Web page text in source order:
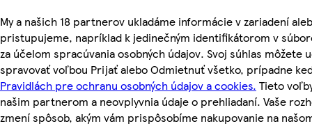
My a našich 18 partnerov ukladáme informácie v zariadení
pristupujeme, napríklad k jedinečným identifikátorom v
za účelom spracúvania osobných údajov. Svoj súhlas môžete
spravovať voľbou Prijať alebo Odmietnuť všetko, prípadne
Pravidlách pre ochranu osobných údajov a cookies. Tieto
našim partnerom a neovplyvnia údaje o prehliadaní. Vaše
zmení spôsob, akým vám prispôsobíme nakupovanie na